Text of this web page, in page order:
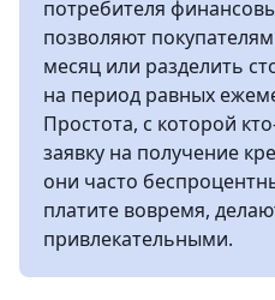
потребителя
позволяют
месяц или разделить
на период равных
Простота, с которой
заявку на получение
они часто
платите вовремя,
привлекательными.